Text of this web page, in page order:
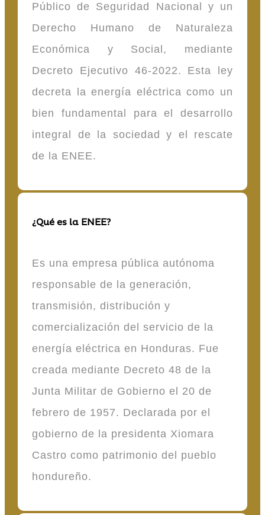
Público de Seguridad Nacional y un
Derecho Humano de Naturaleza
Económica y Social, mediante
Decreto Ejecutivo 46-2022. Esta ley
decreta la energía eléctrica como un
bien fundamental para el desarrollo
integral de la sociedad y el rescate
de la ENEE.
¿Qué es la ENEE?
Es una empresa pública autónoma
responsable de la generación,
transmisión, distribución y
comercialización del servicio de la
energía eléctrica en Honduras. Fue
creada mediante Decreto 48 de la
Junta Militar de Gobierno el 20 de
febrero de 1957. Declarada por el
gobierno de la presidenta Xiomara
Castro como patrimonio del pueblo
hondureño.